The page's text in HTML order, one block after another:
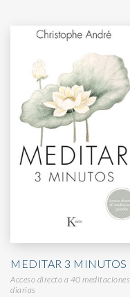
MEDITAR 3 MINUTOS
Acceso directo a 40 meditaciones
diarias